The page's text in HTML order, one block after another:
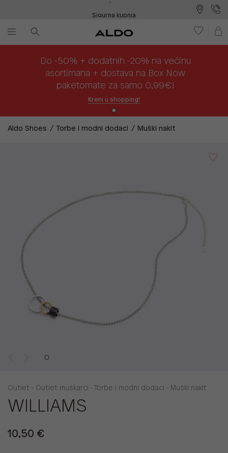
Do -50% + dodatnih -20% na većinu
asortimana + dostava na Box Now
paketomate za samo 0,99€!
Kreni u shopping!
Aldo Shoes Torbe i modni dodaci Muški nakit
Outlet - Outlet muškarci - Torbe i modni dodaci - Muški nakit
WILLIAMS
10,50 €